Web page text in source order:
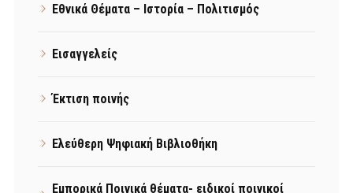
Εθνικά Θέματα – Ιστορία – Πολιτισμός
Εισαγγελείς
Έκτιση ποινής
Ελεύθερη Ψηφιακή Βιβλιοθήκη
Εμπορικά Ποινικά θέματα- ειδικοί ποινικοί